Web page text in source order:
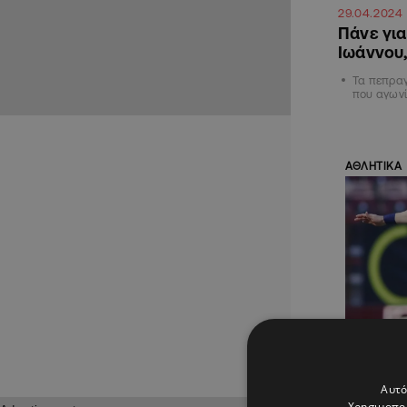
29.04.2024
Πάνε
Τα
που
ΑΘΛΗΤΙΚΑ
Νίκες